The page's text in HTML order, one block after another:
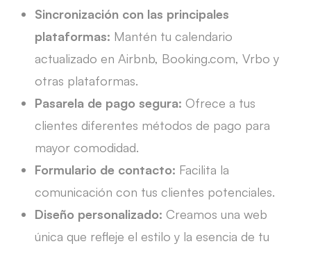
Sincronización con las principales
plataformas: Mantén tu calendario
actualizado en Airbnb, Booking.com, Vrbo y
otras plataformas.
Pasarela de pago segura: Ofrece a tus
clientes diferentes métodos de pago para
mayor comodidad.
Formulario de contacto: Facilita la
comunicación con tus clientes potenciales.
Diseño personalizado: Creamos una web
única que refleje el estilo y la esencia de tu